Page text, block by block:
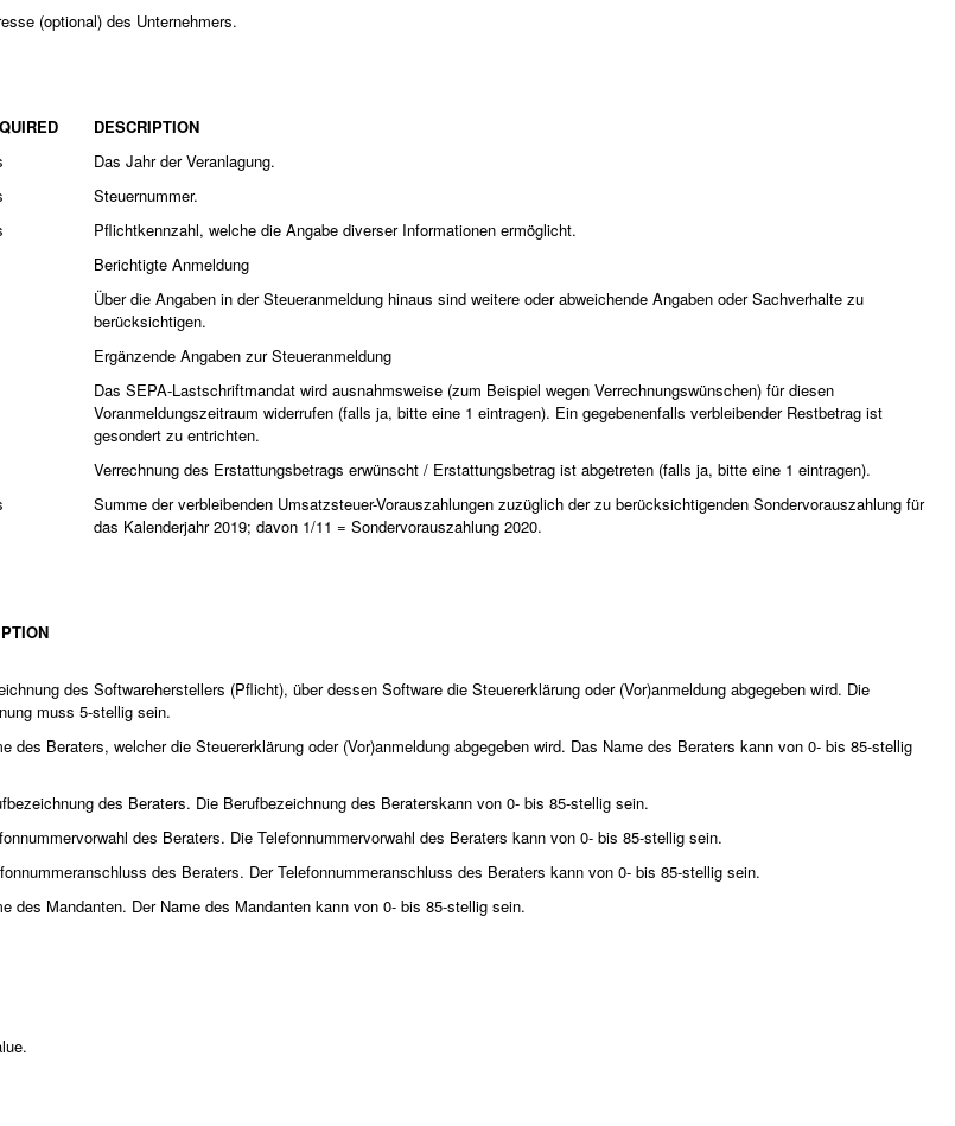
(optional) des Unternehmers.
DESCRIPTION
Das Jahr der Veranlagung.
Steuernummer.
Pflichtkennzahl, welche die Angabe diverser Informationen ermöglicht.
Berichtigte Anmeldung
Über die Angaben in der Steueranmeldung hinaus sind weitere oder abweichende Angaben oder Sachverhalte zu
berücksichtigen.
Ergänzende Angaben zur Steueranmeldung
Das SEPA-Lastschriftmandat wird ausnahmsweise (zum Beispiel wegen Verrechnungswünschen) für diesen
Voranmeldungszeitraum widerrufen (falls ja, bitte eine 1 eintragen). Ein gegebenenfalls verbleibender Restbetrag ist
gesondert zu entrichten.
Verrechnung des Erstattungsbetrags erwünscht / Erstattungsbetrag ist abgetreten (falls ja, bitte eine 1 eintragen).
Summe der verbleibenden Umsatzsteuer-Vorauszahlungen zuzüglich der zu berücksichtigenden Sondervorauszahlung für
das Kalenderjahr 2019; davon 1/11 = Sondervorauszahlung 2020.
des Softwareherstellers (Pflicht), über dessen Software die Steuererklärung oder (Vor)anmeldung abgegeben wird. Die
muss 5-stellig sein.
des Beraters, welcher die Steuererklärung oder (Vor)anmeldung abgegeben wird. Das Name des Beraters kann von 0- bis 85-stellig
des Beraters. Die Berufbezeichnung des Beraterskann von 0- bis 85-stellig sein.
des Beraters. Die Telefonnummervorwahl des Beraters kann von 0- bis 85-stellig sein.
des Beraters. Der Telefonnummeranschluss des Beraters kann von 0- bis 85-stellig sein.
des Mandanten. Der Name des Mandanten kann von 0- bis 85-stellig sein.